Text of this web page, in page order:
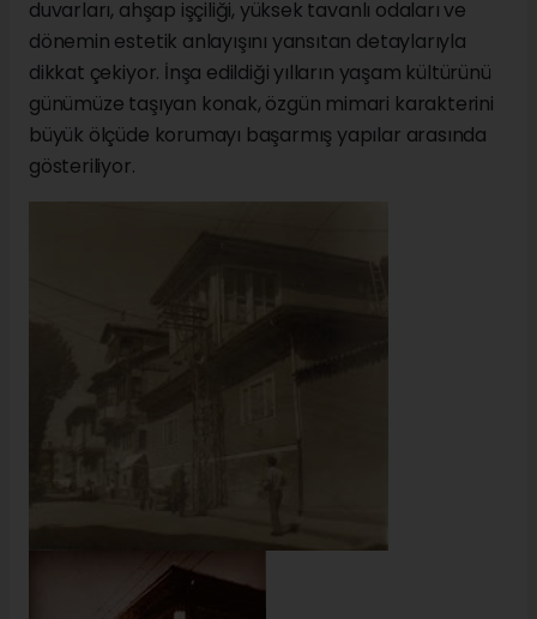
duvarları, ahşap işçiliği, yüksek tavanlı odaları ve
dönemin estetik anlayışını yansıtan detaylarıyla
dikkat çekiyor. İnşa edildiği yılların yaşam kültürünü
günümüze taşıyan konak, özgün mimari karakterini
büyük ölçüde korumayı başarmış yapılar arasında
gösteriliyor.